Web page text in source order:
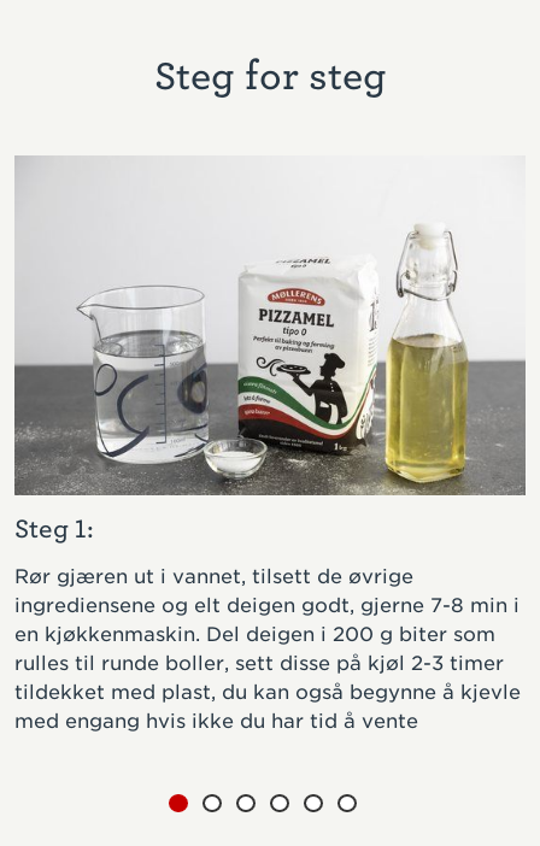
Steg for steg
Steg 1:
Rør gjæren ut i vannet, tilsett de øvrige
ingrediensene og elt deigen godt, gjerne 7-8 min i
en kjøkkenmaskin. Del deigen i 200 g biter som
rulles til runde boller, sett disse på kjøl 2-3 timer
tildekket med plast, du kan også begynne å kjevle
med engang hvis ikke du har tid å vente